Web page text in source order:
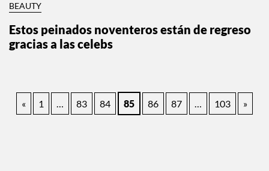
BEAUTY
Estos peinados noventeros están de regreso
gracias a las celebs
Paginación
« 1 … 83 84 85 86 87 … 103 »